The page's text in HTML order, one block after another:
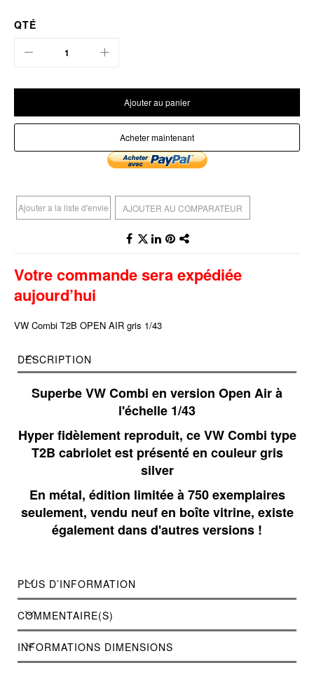
QTÉ
Ajouter au panier
Acheter maintenant
Ajouter a la liste d'envie AJOUTER AU COMPARATEUR
Votre commande sera expédiée
aujourd’hui
VW Combi T2B OPEN AIR gris 1/43
DESCRIPTION
Superbe VW Combi en version Open Air à
l'échelle 1/43
Hyper fidèlement reproduit, ce VW Combi type
T2B cabriolet est présenté en couleur gris
silver
En métal, édition limitée à 750 exemplaires
seulement, vendu neuf en boîte vitrine, existe
également dans d'autres versions !
PLUS D’INFORMATION
COMMENTAIRE(S)
INFORMATIONS DIMENSIONS